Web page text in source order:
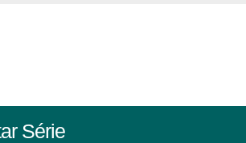
Série